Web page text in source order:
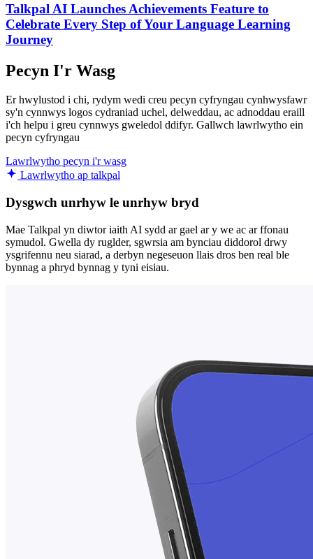
Talkpal AI Launches Achievements Feature to
Celebrate Every Step of Your Language Learning
Journey
Pecyn I'r Wasg
Er hwylustod i chi, rydym wedi creu pecyn cyfryngau cynhwysfawr
sy'n cynnwys logos cydraniad uchel, delweddau, ac adnoddau eraill
i'ch helpu i greu cynnwys gweledol ddifyr. Gallwch lawrlwytho ein
pecyn cyfryngau
Lawrlwytho pecyn i'r wasg
Lawrlwytho ap talkpal
Dysgwch unrhyw le unrhyw bryd
Mae Talkpal yn diwtor iaith AI sydd ar gael ar y we ac ar ffonau
symudol. Gwella dy ruglder, sgwrsia am bynciau diddorol drwy
ysgrifennu neu siarad, a derbyn negeseuon llais dros ben real ble
bynnag a phryd bynnag y tyni eisiau.